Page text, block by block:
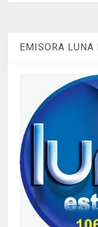
EMISORA LUNA